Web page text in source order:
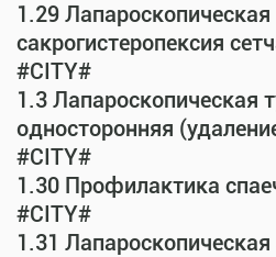
1.29 Лапароскопическая
сакрогистеропексия
#CITY#
1.3 Лапароскопическая
односторонняя
#CITY#
1.30 Профилактика
#CITY#
1.31